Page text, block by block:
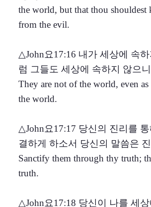
the world, but that thou shouldest
from the evil.
△John요17:16 내가 세상에 속
럼 그들도 세상에 속하지 않으니
They are not of the world, even
the world.
△John요17:17 당신의 진리를
결하게 하소서 당신의 말씀은
Sanctify them through thy truth;
truth.
△John요17:18 당신이 나를 세